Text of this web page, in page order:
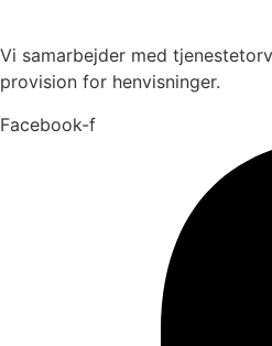
Vi samarbejder med
provision for henvisninger.
Facebook-f